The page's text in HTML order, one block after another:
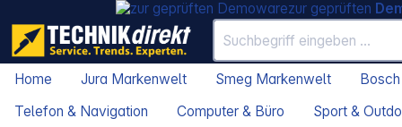
zur geprüften
Home Jura Markenwelt Smeg Markenwelt
Telefon & Navigation
Computer & Büro Sport &